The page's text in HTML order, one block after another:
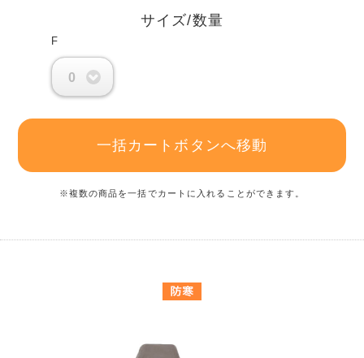
サイズ/数量
F
0
一括カートボタンへ移動
※複数の商品を一括でカートに入れることができます。